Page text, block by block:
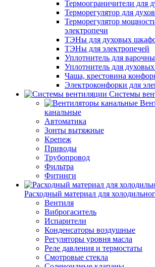
Термоограничители для
Терморегулятор для
Терморегулятор
электропечи
ТЭНы для духовых
ТЭНы для электропечей
Уплотнитель для
Уплотнитель для
Чаша, крестовина
Электроконфорки для
Системы
канальные
Автоматика
Зонты вытяжные
Крепеж
Приводы
Трубопровод
Фильтра
Фитинги
Расходный материал для
Вентиля
Виброгаситель
Испарители
Конденсаторы воздушные
Регуляторы уровня масла
Реле давления и термостаты
Смотровые стекла